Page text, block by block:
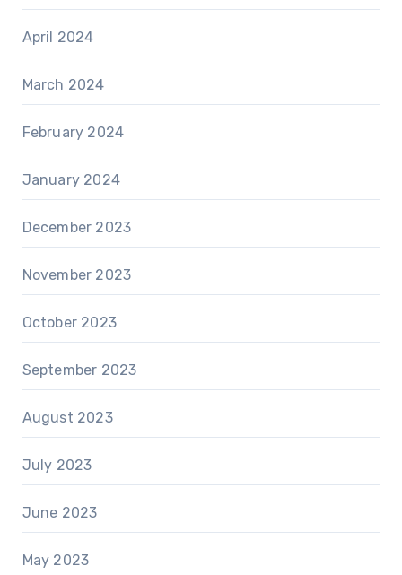
April 2024
March 2024
February 2024
January 2024
December 2023
November 2023
October 2023
September 2023
August 2023
July 2023
June 2023
May 2023